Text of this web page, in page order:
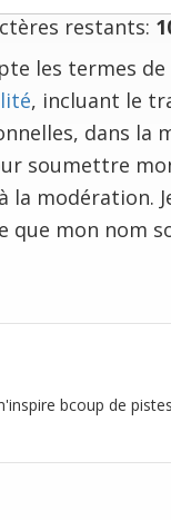
restants:
les termes de
, incluant le
dans la
soumettre
la modération.
que mon nom
bcoup de